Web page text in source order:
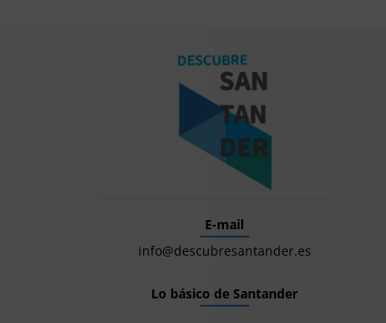
E-mail
info@descubresantander.es
Lo básico de Santander